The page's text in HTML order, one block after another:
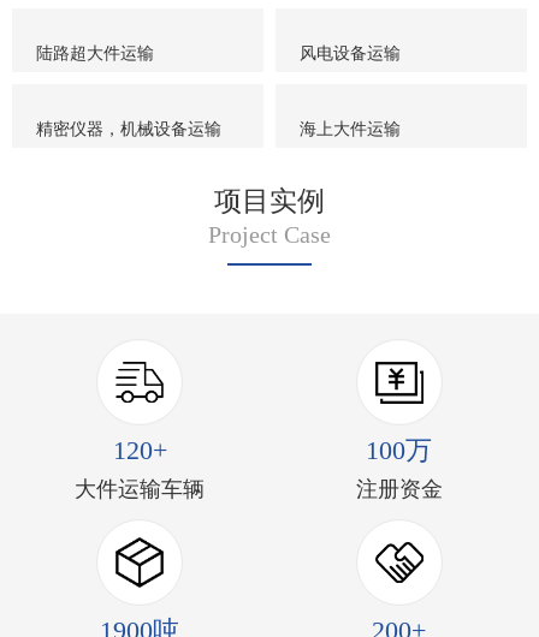
陆路超大件运输 风电设备运输
精密仪器，机械设备运输 海上大件运输
项目实例
Project Case
120+
大件运输车辆
100万
注册资金
1900吨 200+